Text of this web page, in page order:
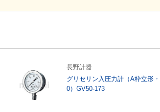
よる
配管にフィルターを設置する
長野計器
グリセリン入圧力計（A枠立形
0）GV50-173